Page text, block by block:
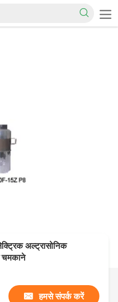
अल्ट्रासोनिक
चमकाने
हमसे संपर्क करें